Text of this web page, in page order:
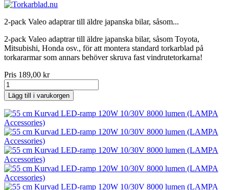
2-pack Valeo adaptrar till äldre japanska bilar, såsom...
2-pack Valeo adaptrar till äldre japanska bilar, såsom Toyota,
Mitsubishi, Honda osv., för att montera standard torkarblad på
torkararmar som annars behöver skruva fast vindrutetorkarna!
Pris 189,00 kr
Lägg till i varukorgen